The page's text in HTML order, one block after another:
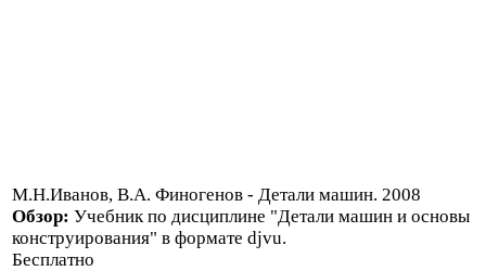
М.Н.Иванов, В.А. Финогенов - Детали машин. 2008
Обзор: Учебник по дисциплине "Детали машин и основы
конструирования" в формате djvu.
Бесплатно